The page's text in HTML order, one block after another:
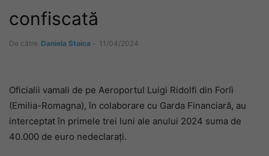
confiscată
De către Daniela Stoica - 11/04/2024
Oficialii vamali de pe Aeroportul Luigi Ridolfi din Forlì
(Emilia-Romagna), în colaborare cu Garda Financiară, au
interceptat în primele trei luni ale anului 2024 suma de
40.000 de euro nedeclarați.